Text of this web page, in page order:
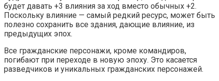
будет давать +3 влияния за ход вместо обычных +2.
Поскольку влияние — самый редкий ресурс, может быть
полезно сохранить все здания, дающие влияние, из
предыдущих эпох.
Все гражданские персонажи, кроме командиров,
погибают при переходе в новую эпоху. Это касается
разведчиков и уникальных гражданских персонажей.